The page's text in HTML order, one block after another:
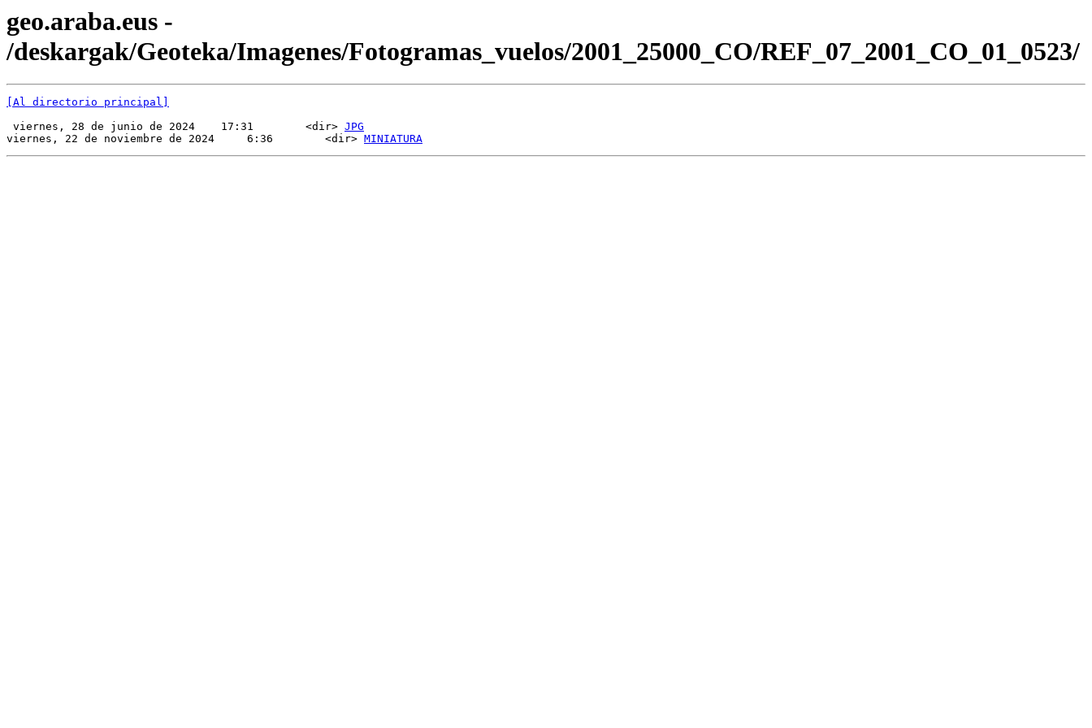
geo.araba.eus -
/deskargak/Geoteka/Imagenes/Fotogramas_vuelos/2001_25000_CO/REF_07_2001_CO_01_0523/
[Al directorio principal]
viernes, 28 de junio de 2024    17:31        <dir> JPG
viernes, 22 de noviembre de 2024     6:36        <dir> MINIATURA